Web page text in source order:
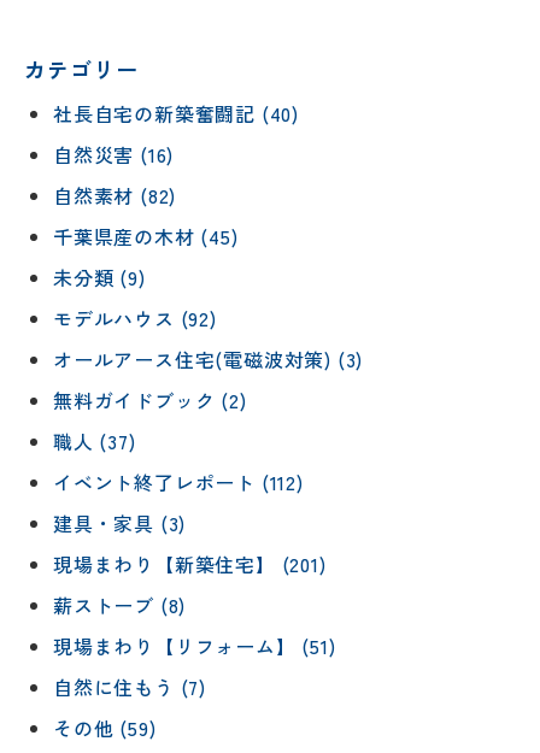
カテゴリー
社長自宅の新築奮闘記 (40)
自然災害 (16)
自然素材 (82)
千葉県産の木材 (45)
未分類 (9)
モデルハウス (92)
オールアース住宅(電磁波対策) (3)
無料ガイドブック (2)
職人 (37)
イベント終了レポート (112)
建具・家具 (3)
現場まわり【新築住宅】 (201)
薪ストーブ (8)
現場まわり【リフォーム】 (51)
自然に住もう (7)
その他 (59)